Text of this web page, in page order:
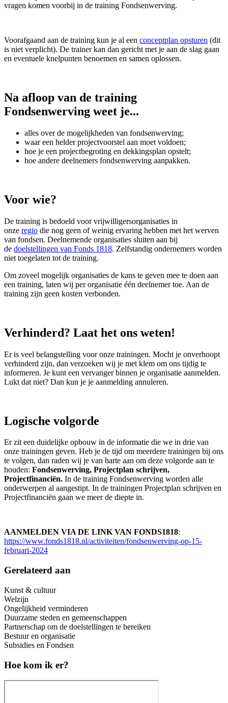
vragen komen voorbij in de training Fondsenwerving.
Voorafgaand aan de training kun je al een conceptplan opsturen (dit
is niet verplicht). De trainer kan dan gericht met je aan de slag gaan
en eventuele knelpunten benoemen en samen oplossen.
Na afloop van de training
Fondsenwerving weet je...
alles over de mogelijkheden van fondsenwerving;
waar een helder projectvoorstel aan moet voldoen;
hoe je een projectbegroting en dekkingsplan opstelt;
hoe andere deelnemers fondsenwerving aanpakken.
Voor wie?
De training is bedoeld voor vrijwilligersorganisaties in
onze regio die nog geen of weinig ervaring hebben met het werven
van fondsen. Deelnemende organisaties sluiten aan bij
de doelstellingen van Fonds 1818. Zelfstandig ondernemers worden
niet toegelaten tot de training.
Om zoveel mogelijk organisaties de kans te geven mee te doen aan
een training, laten wij per organisatie één deelnemer toe. Aan de
training zijn geen kosten verbonden.
Verhinderd? Laat het ons weten!
Er is veel belangstelling voor onze trainingen. Mocht je onverhoopt
verhinderd zijn, dan verzoeken wij je met klem om ons tijdig te
informeren. Je kunt een vervanger binnen je organisatie aanmelden.
Lukt dat niet? Dan kun je je aanmelding annuleren.
Logische volgorde
Er zit een duidelijke opbouw in de informatie die we in drie van
onze trainingen geven. Heb je de tijd om meerdere trainingen bij ons
te volgen, dan raden wij je van harte aan om deze volgorde aan te
houden: Fondsenwerving, Projectplan schrijven,
Projectfinanciën. In de training Fondsenwerving worden alle
onderwerpen al aangestipt. In de trainingen Projectplan schrijven en
Projectfinanciën gaan we meer de diepte in.
AANMELDEN VIA DE LINK VAN FONDS1818:
https://www.fonds1818.nl/activiteiten/fondsenwerving-op-15-
februari-2024
Gerelateerd aan
Kunst & cultuur
Welzijn
Ongelijkheid verminderen
Duurzame steden en gemeenschappen
Partnerschap om de doelstellingen te bereiken
Bestuur en organisatie
Subsidies en Fondsen
Hoe kom ik er?